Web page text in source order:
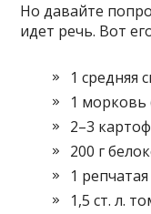
Но давайте
идет речь. Вот
1 средняя
1 морковь
2–3
200 г
1
1,5 ст. л.